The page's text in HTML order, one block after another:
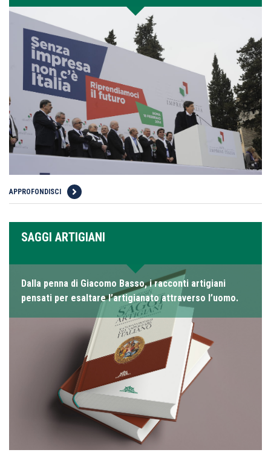
APPROFONDISCI
SAGGI ARTIGIANI
Dalla penna di Giacomo Basso, i racconti artigiani
pensati per esaltare l’artigianato attraverso l’uomo.